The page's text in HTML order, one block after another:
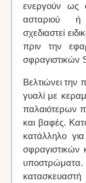
ενεργούν ως
ασταριού ή
σχεδιαστεί
πριν την
σφραγιστικών
Βελτιώνει
γυαλί με
παλαιότερων
και βαφές.
κατάλληλο